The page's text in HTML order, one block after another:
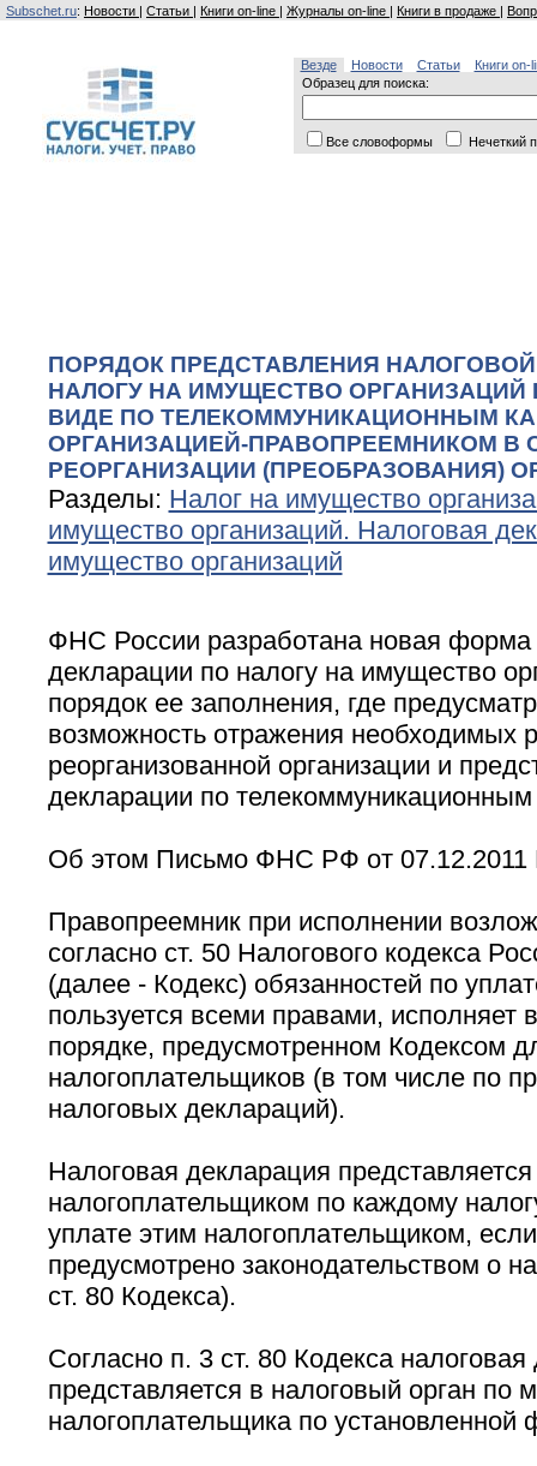
Subschet.ru: Новости | Статьи | Книги on-line | Журналы on-line | Книги в продаже |
Везде Новости Статьи
Книги on-
Образец для поиска:
Все словоформы Нечеткий
ПОРЯДОК ПРЕДСТАВЛЕНИЯ
НАЛОГУ НА ИМУЩЕСТВО ОРГАНИЗАЦИЙ
ВИДЕ ПО ТЕЛЕКОММУНИКАЦИОННЫМ
ОРГАНИЗАЦИЕЙ-ПРАВОПРЕЕМНИКОМ В
РЕОРГАНИЗАЦИИ (ПРЕОБРАЗОВАНИЯ)
Разделы: Налог на имущество
имущество организаций. Налоговая
имущество организаций
ФНС России разработана новая форма
декларации по налогу на имущество
порядок ее заполнения, где
возможность отражения необходимых
реорганизованной организации и
декларации по
Об этом Письмо ФНС РФ от 07.12.2011
Правопреемник при исполнении
согласно ст. 50 Налогового кодекса
(далее - Кодекс) обязанностей по
пользуется всеми правами, исполняет
порядке, предусмотренном Кодексом
налогоплательщиков (в том числе по
налоговых деклараций).
Налоговая декларация
налогоплательщиком по каждому
уплате этим налогоплательщиком,
предусмотрено законодательством о
ст. 80 Кодекса).
Согласно п. 3 ст. 80 Кодекса
представляется в налоговый орган по
налогоплательщика по установленной